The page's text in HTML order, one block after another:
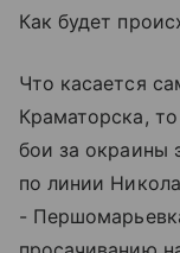
Как будет
Что касается
Краматорска,
бои за окраины
по линии
-